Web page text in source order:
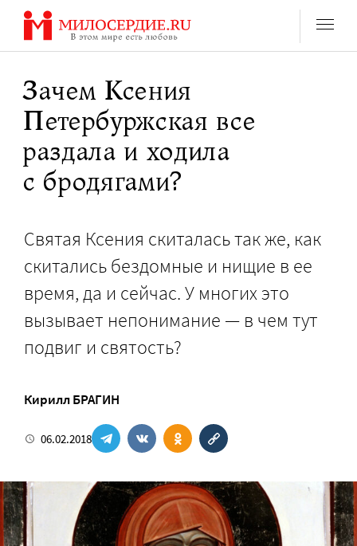
Перейти
содержанию
Зачем Ксения
Петербуржская все
раздала и ходила
с бродягами?
Святая Ксения скиталась так же, как
скитались бездомные и нищие в ее
время, да и сейчас. У многих это
вызывает непонимание — в чем тут
подвиг и святость?
Кирилл БРАГИН
06.02.2018